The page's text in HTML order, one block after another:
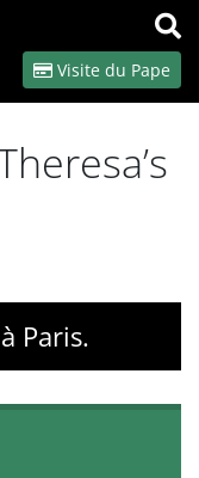
OK
Visite du Pape
Paris.